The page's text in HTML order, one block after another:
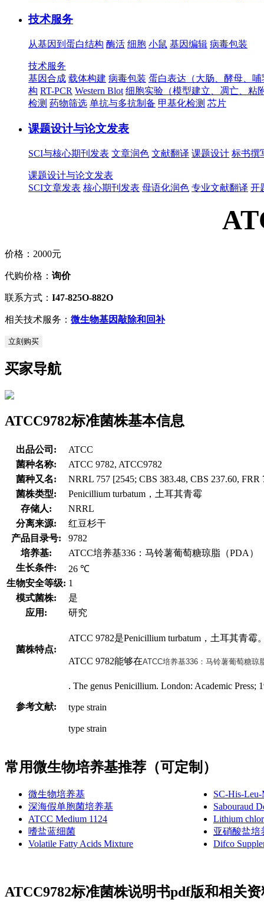
技术服务
从基因到蛋白结构 酶活 细胞 小鼠 基因编辑 病毒包装
技术服务
基因合成 载体构建 病毒包装 蛋白表达（大肠、酵母、
构 RT-PCR Western Blot 细胞实验（模型建立、凋亡、粘
检测 药物筛选 单抗与多抗制备 甲基化检测 芯片
课题设计与论文发表
SCI与核心期刊发表 文章润色 文献翻译 课题设计 标书撰
课题设计与论文发表
SCI文章发表 核心期刊发表 母语化润色 专业文献翻译 开
价格： 2000元
代购价格： 询价
联系方式： I47-825O-882O
相关技术服务： 微生物基因敲除和回补
立刻购买
买家导航
ATCC9782标准菌株基本信息
出品公司:
ATCC
菌种名称:
ATCC 9782, ATCC9782
菌种又名:
NRRL 757 [2545; CBS 383.48, CBS 237.60,
菌株类型:
Penicillium turbatum，土耳其青霉
存储人:
NRRL
分离来源:
红豆杉干
产品目录号:
9782
培养基:
ATCC培养基336：马铃薯葡萄糖琼脂（PDA）
生长条件:
26 ℃
生物安全等级: 1
模式菌株:
是
应用:
研究
菌株特点:
ATCC 9782是Penicillium turbatum，土耳其青霉
ATCC 9782能够在ATCC培养基336：马铃薯葡萄糖琼
参考文献:
. The genus Penicillium. London: Academic Press;
type strain
type strain
常用微生物培养基推荐（可定制）
微生物培养基
SC-His-Leu-
深海假单胞菌培养基
Sabouraud
ATCC Medium 1124
Lithium
嗜盐蓝细菌
亚硝酸盐培
Volatile Fatty Acids Mixture
Difco
ATCC9782标准菌株说明书pdf版和相关